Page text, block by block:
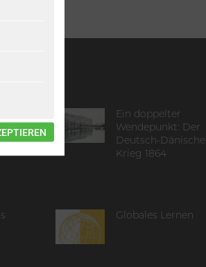
Ein doppelter
Wendepunkt: Der
Deutsch-Dänische
Krieg 1864
Globales Lernen